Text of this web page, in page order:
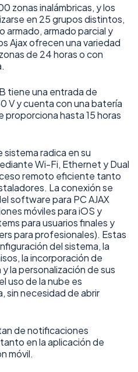
zonas inalámbricas, y los
en 25 grupos distintos,
armado, armado parcial y
Ajax ofrecen una variedad
de 24 horas o con
tiene una entrada de
V y cuenta con una batería
hasta 15 horas
radica en su
Wi-Fi, Ethernet y Dual
remoto eficiente tanto
La conexión se
software para PC AJAX
móviles para iOS y
para usuarios finales y
para profesionales). Estas
del sistema, la
la incorporación de
la personalización de sus
uso de la nube es
sin necesidad de abrir
de notificaciones
en la aplicación de
móvil.